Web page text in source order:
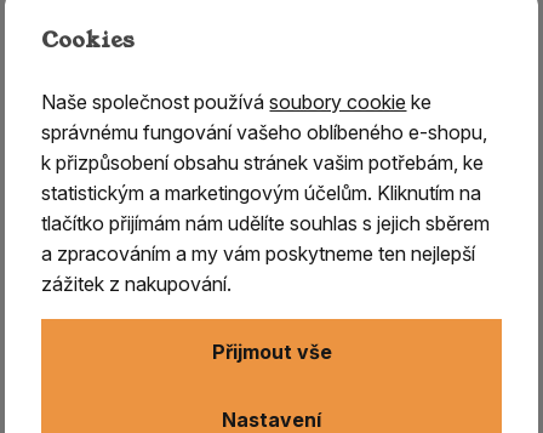
podložku.
Jemné zdobení atradiční vzhled
dodávají kadidelnici
autentický charakter a vytvářejí příjemnou atmosféru
při každém rituálu, meditaci nebo odpočinku.
Použití:
Do spodní části nasypte vrstvu hrubé himalájské soli nebo
písku, která slouží jako tepelná izolace. Na ni položte
zapálený uhlík a následně přidej vykuřovadlo dle vlastního
výběru. Kadidelnice je vhodná pro spalování pryskyřic,
bylin, vonných dřev a směsí.
Cookies
Naše společnost používásoubory cookie ke
správnému fungování vašeho oblíbeného e-shopu,
k přizpůsobení obsahu stránek vašim potřebám, ke
statistickým a marketingovým účelům. Kliknutím na
tlačítko přijímám nám udělíte souhlas s jejich sběrem
a zpracováním a my vám poskytneme ten nejlepší
zážitek z nakupování.
Nastavení
Přijmout vše